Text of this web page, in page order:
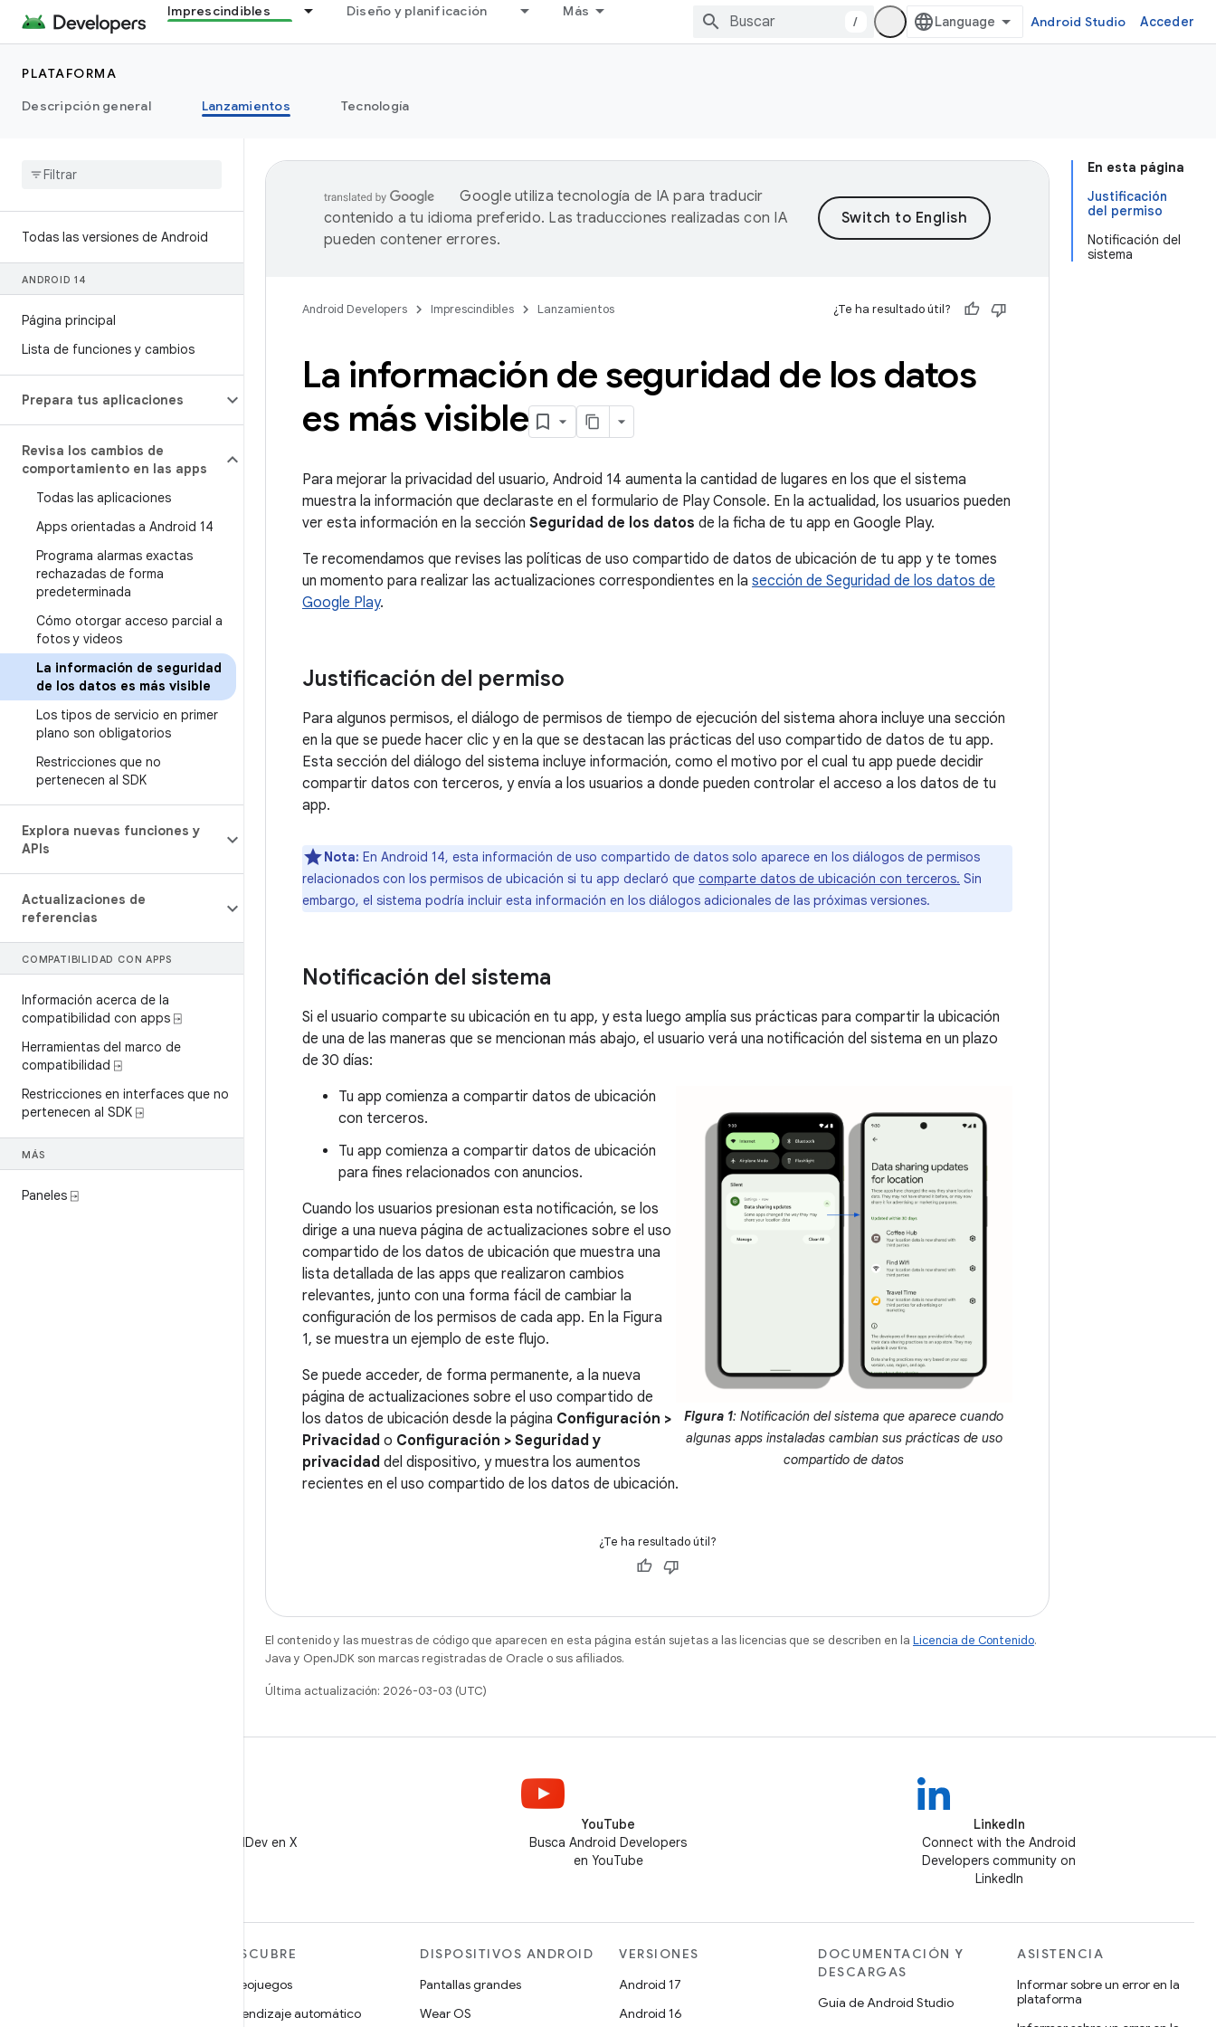
Imprescindibles Diseño y planificación Más
/ Android Studio Acceder
PLATAFORMA
Descripción general
Lanzamientos Tecnología
Todas las versiones de Android
ANDROID 14
Página principal
Lista de funciones y cambios
Prepara tus aplicaciones
Revisa los cambios de
comportamiento en las apps
Todas las aplicaciones
Apps orientadas a Android 14
Programa alarmas exactas
rechazadas de forma
predeterminada
Cómo otorgar acceso parcial a
fotos y videos
La información de seguridad
de los datos es más visible
Los tipos de servicio en primer
plano son obligatorios
Restricciones que no
pertenecen al SDK
Explora nuevas funciones y
APIs
Actualizaciones de
referencias
COMPATIBILIDAD CON APPS
Información acerca de la
compatibilidad con apps ⍈
Herramientas del marco de
compatibilidad ⍈
Restricciones en interfaces que no
pertenecen al SDK ⍈
MÁS
Paneles ⍈
En esta página
Justificación
del permiso
Notificación del
sistema
Google utiliza tecnología de IA para traducir
contenido a tu idioma preferido. Las traducciones realizadas con IA
pueden contener errores.
Android Developers Imprescindibles Lanzamientos ¿Te ha resultado útil?
La información de seguridad de los datos
es más visible
Para mejorar la privacidad del usuario, Android 14 aumenta la cantidad de lugares en los que el sistema
muestra la información que declaraste en el formulario de Play Console. En la actualidad, los usuarios pueden
ver esta información en la sección Seguridad de los datos de la ficha de tu app en Google Play.
Te recomendamos que revises las políticas de uso compartido de datos de ubicación de tu app y te tomes
un momento para realizar las actualizaciones correspondientes en la sección de Seguridad de los datos de
Google Play.
Justificación del permiso
Para algunos permisos, el diálogo de permisos de tiempo de ejecución del sistema ahora incluye una sección
en la que se puede hacer clic y en la que se destacan las prácticas del uso compartido de datos de tu app.
Esta sección del diálogo del sistema incluye información, como el motivo por el cual tu app puede decidir
compartir datos con terceros, y envía a los usuarios a donde pueden controlar el acceso a los datos de tu
app.
Nota: En Android 14, esta información de uso compartido de datos solo aparece en los diálogos de permisos
relacionados con los permisos de ubicación si tu app declaró que comparte datos de ubicación con terceros. Sin
embargo, el sistema podría incluir esta información en los diálogos adicionales de las próximas versiones.
Notificación del sistema
Si el usuario comparte su ubicación en tu app, y esta luego amplía sus prácticas para compartir la ubicación
de una de las maneras que se mencionan más abajo, el usuario verá una notificación del sistema en un plazo
de 30 días:
Figura 1: Notificación del sistema que aparece cuando
algunas apps instaladas cambian sus prácticas de uso
compartido de datos
Tu app comienza a compartir datos de ubicación
con terceros.
Tu app comienza a compartir datos de ubicación
para fines relacionados con anuncios.
Cuando los usuarios presionan esta notificación, se los
dirige a una nueva página de actualizaciones sobre el uso
compartido de los datos de ubicación que muestra una
lista detallada de las apps que realizaron cambios
relevantes, junto con una forma fácil de cambiar la
configuración de los permisos de cada app. En la Figura
1, se muestra un ejemplo de este flujo.
Se puede acceder, de forma permanente, a la nueva
página de actualizaciones sobre el uso compartido de
los datos de ubicación desde la página Configuración >
Privacidad o Configuración > Seguridad y
privacidad del dispositivo, y muestra los aumentos
recientes en el uso compartido de los datos de ubicación.
¿Te ha resultado útil?
El contenido y las muestras de código que aparecen en esta página están sujetas a las licencias que se describen en la Licencia de Contenido.
Java y OpenJDK son marcas registradas de Oracle o sus afiliados.
Última actualización: 2026-03-03 (UTC)
Sigue a @AndroidDev en X
YouTube
Busca Android Developers
en YouTube
LinkedIn
Connect with the Android
Developers community on
LinkedIn
DESCUBRE
Videojuegos
Aprendizaje automático
DISPOSITIVOS ANDROID
Pantallas grandes
Wear OS
VERSIONES
Android 17
Android 16
DOCUMENTACIÓN Y
DESCARGAS
Guía de Android Studio
ASISTENCIA
Informar sobre un error en la
plataforma